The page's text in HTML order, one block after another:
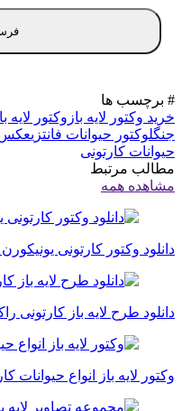
# برچسب ها
خرید وکتور لایه باز وکتور لایه
جنگلوکتور حیوانات فانتزیعکس
حیوانات کارتونی
مطالب مرتبط
مشاهده همه
دانلود وکتور کارتونی یونیکورن
دانلود طرح لایه باز کارتونی
وکتور لایه باز انواع حیوانات